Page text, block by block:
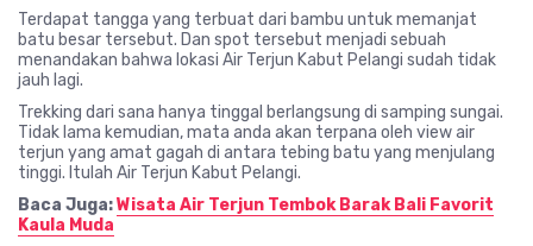
Terdapat tangga yang terbuat dari bambu untuk memanjat
batu besar tersebut. Dan spot tersebut menjadi sebuah
menandakan bahwa lokasi Air Terjun Kabut Pelangi sudah tidak
jauh lagi.
Trekking dari sana hanya tinggal berlangsung di samping sungai.
Tidak lama kemudian, mata anda akan terpana oleh view air
terjun yang amat gagah di antara tebing batu yang menjulang
tinggi. Itulah Air Terjun Kabut Pelangi.
Baca Juga:Wisata Air Terjun Tembok Barak Bali Favorit
Kaula Muda